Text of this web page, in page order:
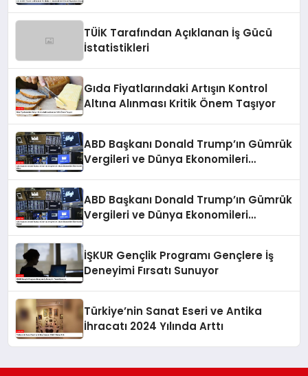
TÜİK Tarafından Açıklanan İş Gücü
İstatistikleri
Gıda Fiyatlarındaki Artışın Kontrol
Altına Alınması Kritik Önem Taşıyor
ABD Başkanı Donald Trump’ın Gümrük
Vergileri ve Dünya Ekonomileri
ABD Başkanı Donald Trump’ın Gümrük
Vergileri ve Dünya Ekonomileri
İŞKUR Gençlik Programı Gençlere İş
Deneyimi Fırsatı Sunuyor
Türkiye’nin Sanat Eseri ve Antika
İhracatı 2024 Yılında Arttı